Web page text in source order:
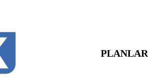
PLANLAR